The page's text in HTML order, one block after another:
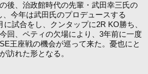
後、治政館時代の先輩・武田幸三氏の
今年は武田氏のプロデュースする
試合をし、クンタップに2R KO勝ち、
回、ペティの欠場により、3年前に一度
王座戦の機会が巡って来た。憂也にと
訪れた形となる。